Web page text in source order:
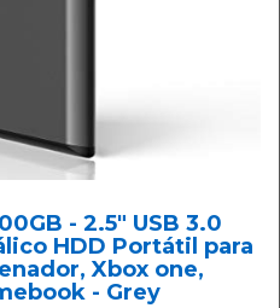
- 2.5" USB 3.0
HDD Portátil para
Xbox one,
- Grey